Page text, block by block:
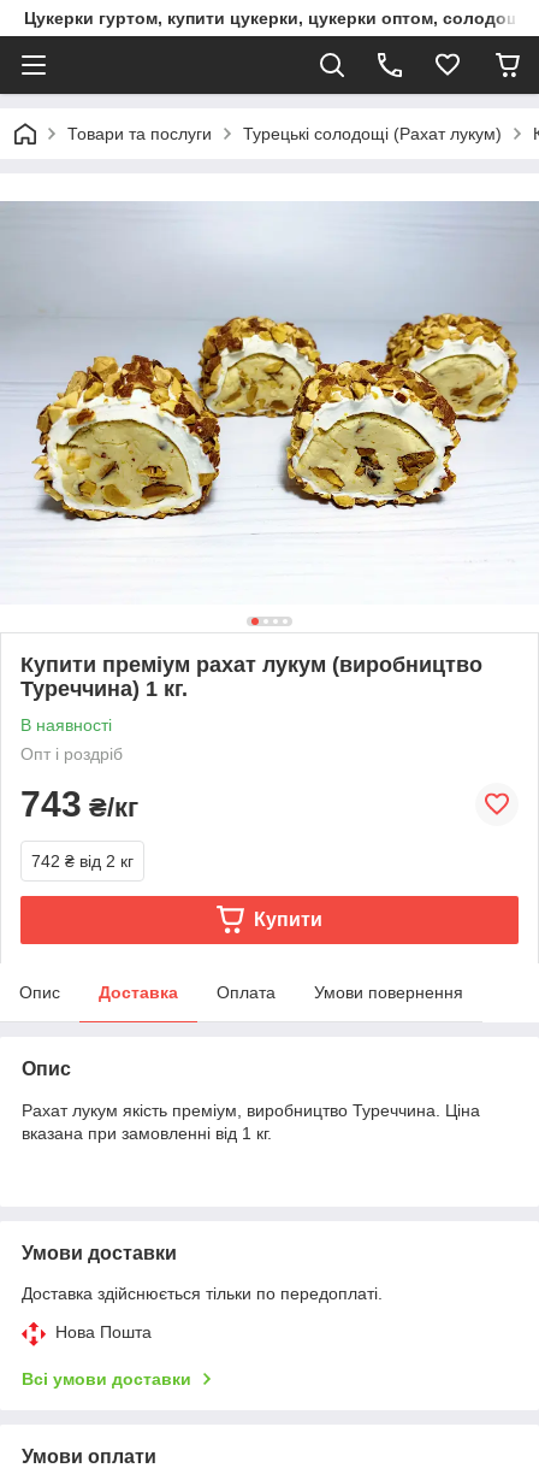
Цукерки гуртом, купити цукерки, цукерки оптом, солодощі
Товари та послуги Турецькі солодощі (Рахат лукум)
Купити преміум рахат лукум (виробництво
Туреччина) 1 кг.
В наявності
Опт і роздріб
743 ₴/кг
742 ₴ від 2 кг
Купити
Опис Доставка Оплата Умови повернення
Опис
Рахат лукум якість преміум, виробництво Туреччина. Ціна
вказана при замовленні від 1 кг.
Умови доставки
Доставка здійснюється тільки по передоплаті.
Нова Пошта
Всі умови доставки
Умови оплати